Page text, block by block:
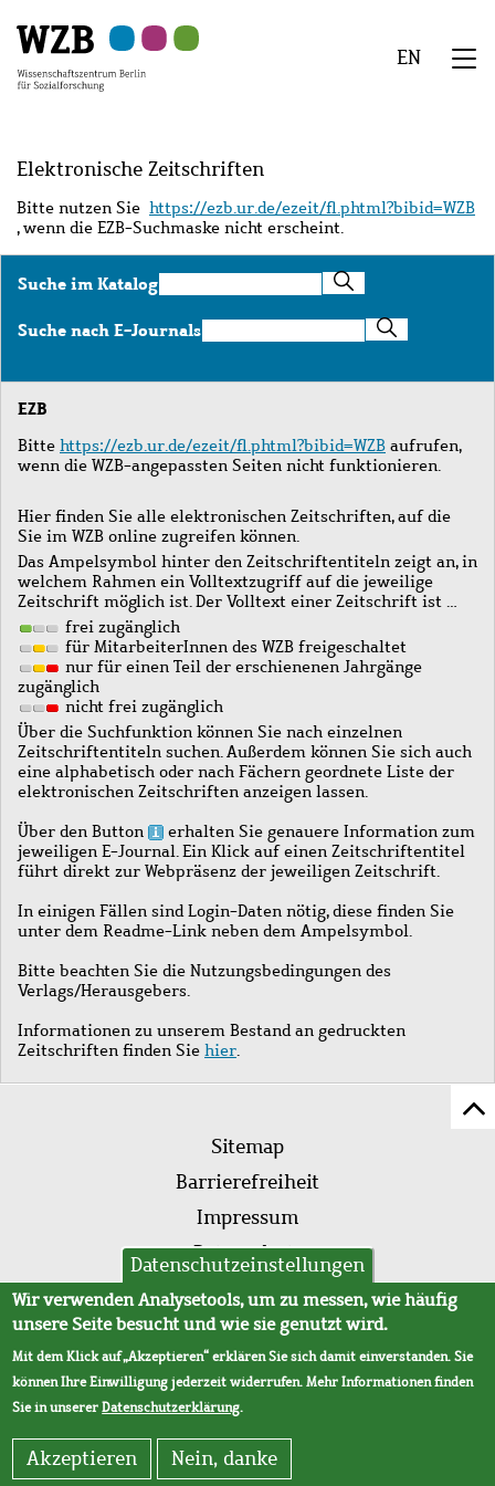
Hauptinhalt
springen
Navigation
springen
Suche
springen
Sekundärnavigation
springen
Fußzeile
springen
EN
Elektronische Zeitschriften
Bitte nutzen Sie https://ezb.ur.de/ezeit/fl.phtml?bibid=WZB
, wenn die EZB-Suchmaske nicht erscheint.
Suche im KatalogSuche
im
Katalog
Suche nach E-JournalsSuche
nach
Journals
EZB
Bitte https://ezb.ur.de/ezeit/fl.phtml?bibid=WZB aufrufen,
wenn die WZB-angepassten Seiten nicht funktionieren.
Hier finden Sie alle elektronischen Zeitschriften, auf die
Sie im WZB online zugreifen können.
Das Ampelsymbol hinter den Zeitschriftentiteln zeigt an, in
welchem Rahmen ein Volltextzugriff auf die jeweilige
Zeitschrift möglich ist. Der Volltext einer Zeitschrift ist …
frei zugänglich
für MitarbeiterInnen des WZB freigeschaltet
nur für einen Teil der erschienenen Jahrgänge
zugänglich
nicht frei zugänglich
Über die Suchfunktion können Sie nach einzelnen
Zeitschriftentiteln suchen. Außerdem können Sie sich auch
eine alphabetisch oder nach Fächern geordnete Liste der
elektronischen Zeitschriften anzeigen lassen.
Über den Button
erhalten Sie genauere Information zum
jeweiligen E-Journal. Ein Klick auf einen Zeitschriftentitel
führt direkt zur Webpräsenz der jeweiligen Zeitschrift.
In einigen Fällen sind Login-Daten nötig, diese finden Sie
unter dem Readme-Link neben dem Ampelsymbol.
Bitte beachten Sie die Nutzungsbedingungen des
Verlags/Herausgebers.
Informationen zu unserem Bestand an gedruckten
Zeitschriften finden Sie hier.
Fußleistenmenü
Sitemap
Barrierefreiheit
Impressum
Datenschutz
AVB
Datenschutzeinstellungen
Wir verwenden Analysetools, um zu messen, wie häufig
unsere Seite besucht und wie sie genutzt wird.
Mit dem Klick auf „Akzeptieren“ erklären Sie sich damit einverstanden. Sie
können Ihre Einwilligung jederzeit widerrufen. Mehr Informationen finden
Sie in unsererDatenschutzerklärung.
Akzeptieren Nein, danke